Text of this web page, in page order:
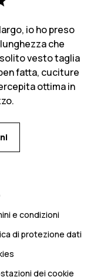
io ho preso
che
vesto taglia
fatta, cuciture
ottima in
e condizioni
di protezione dati
dei cookie